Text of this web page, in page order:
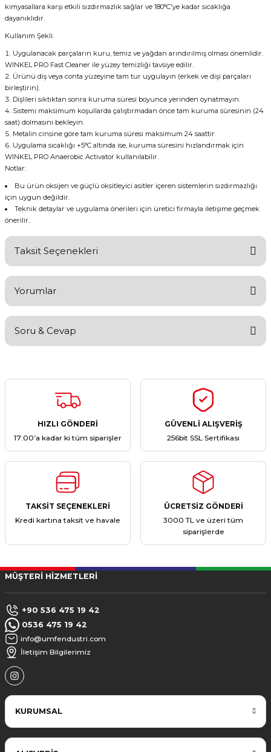
kimyasallara karşı etkili sızdırmazlık sağlar ve 180°C'ye kadar sıcaklığa
dayanıklıdır.
Kullanım Şekli:
Uygulanacak parçaların kuru, temiz ve yağdan arındırılmış olması önemlidir.
WINKEL PRO Fast Cleaner ile yüzey temizliği tavsiye edilir.
Ürünü diş veya conta yüzeyine tam tur uygulayın (erkek ve dişi parçaları
birleştirin).
Dişlileri sıktıktan sonra kuruma süresi boyunca yerinden oynatmayın.
Sistemi maksimum koşullarda çalıştırmadan önce tam kuruma süresinin (24
saat) dolmasını bekleyin.
Metalin cinsine göre tam kuruma süresi maksimum 24 saattir.
Uygulama sıcaklığı +5°C altında ise, kuruma süresini hızlandırmak için
WINKEL PRO Anaerobic Activator kullanılabilir.
Notlar:
Bu ürün oksijen ve güçlü oksitleyici asitler içeren sistemlerin sızdırmazlığı
için uygun değildir.
Teknik detaylar ve uygulama önerileri için üretici firmayla iletişime geçmek
önerilir.
Taksit Seçenekleri
Yorumlar
Yorum Yaz
Soru & Cevap
Ürün hakkında henüz soru sorulmamış.
HIZLI GÖNDERİ
17:00’a kadar ki tüm siparişler
GÜVENLİ ALIŞVERİŞ
256bit SSL Sertifikası
TAKSİT SEÇENEKLERİ
Kredi kartına taksit ve havale
ÜCRETSİZ GÖNDERİ
3000 TL ve üzeri tüm
siparişlerde
MÜŞTERİ HİZMETLERİ
+90 536 475 19 42
0536 475 19 42
info@umfendustri.com
İletişim Bilgilerimiz
KURUMSAL